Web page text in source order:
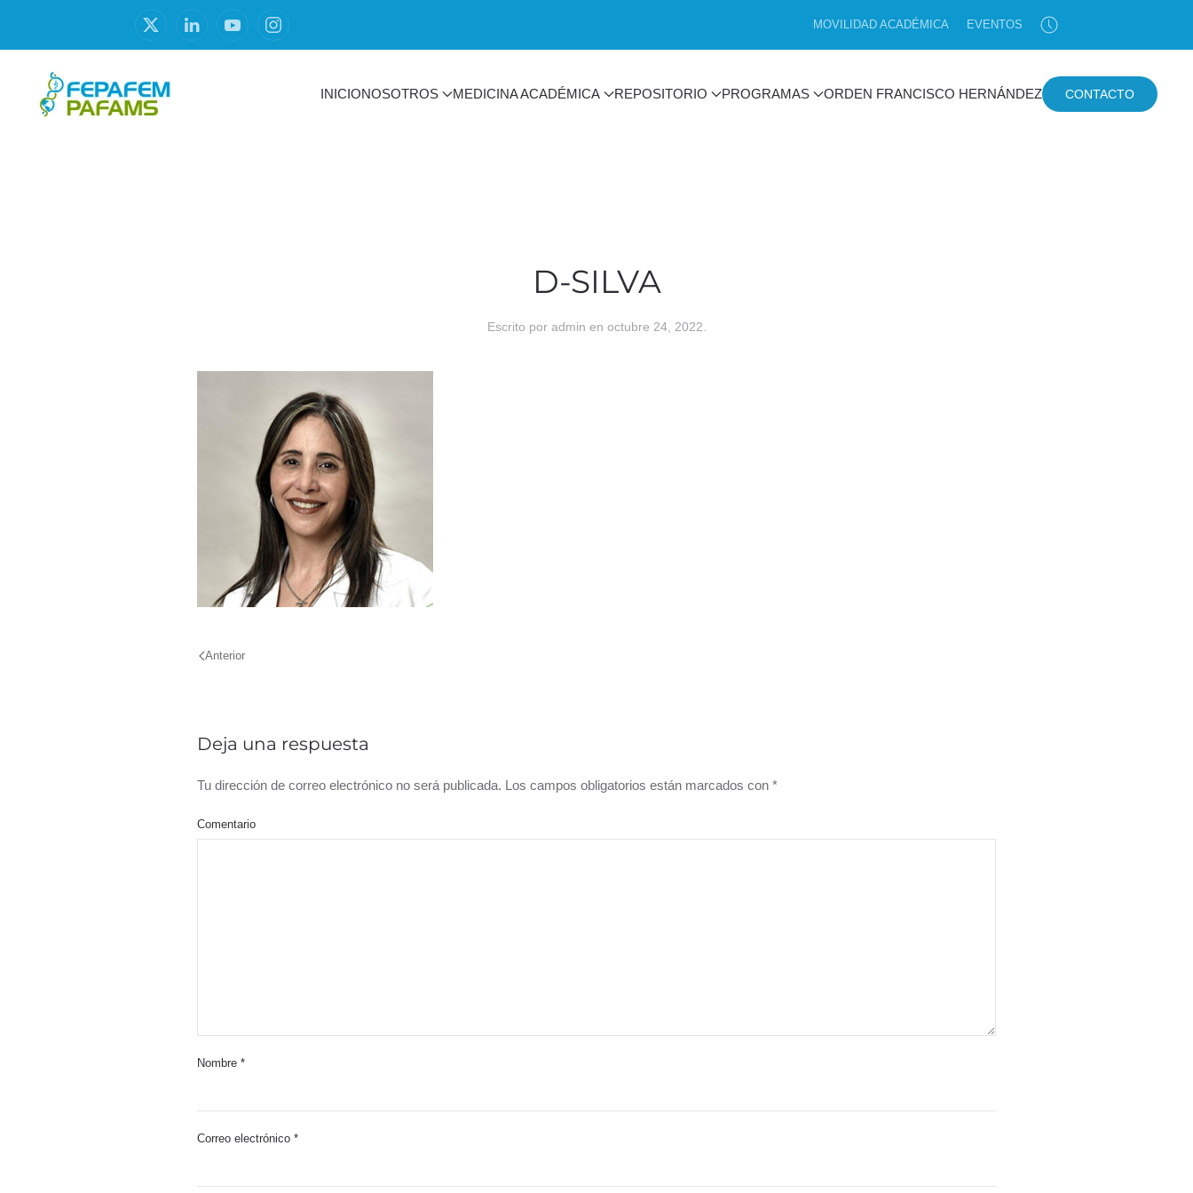
MOVILIDAD ACADÉMICA EVENTOS
INICIONOSOTROS MEDICINA ACADÉMICA REPOSITORIO PROGRAMAS ORDEN FRANCISCO HERNÁNDEZ CONTACTO
D-SILVA
Escrito por admin en octubre 24, 2022
Anterior
Deja una respuesta
Tu dirección de correo electrónico no será publicada. Los campos obligatorios están marcados con *
Comentario
Nombre *
Correo electrónico *